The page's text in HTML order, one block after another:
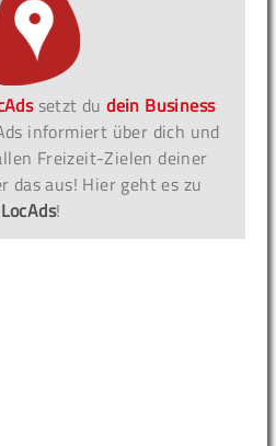
setzt dudein Business
informiert über dich und
Freizeit-Zielen deiner
das aus! Hier geht es zu
LocAds!